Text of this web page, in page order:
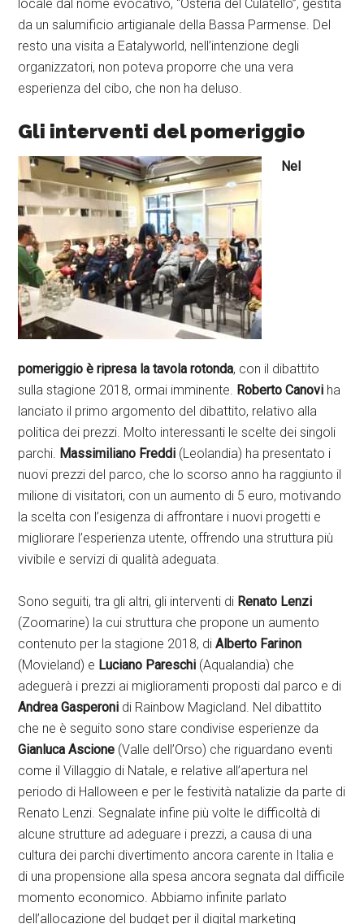
locale dal nome evocativo, “Osteria del Culatello”, gestita
da un salumificio artigianale della Bassa Parmense. Del
resto una visita a Eatalyworld, nell’intenzione degli
organizzatori, non poteva proporre che una vera
esperienza del cibo, che non ha deluso.
Gli interventi del pomeriggio
Nel
pomeriggio è ripresa la tavola rotonda, con il dibattito
sulla stagione 2018, ormai imminente. Roberto Canovi ha
lanciato il primo argomento del dibattito, relativo alla
politica dei prezzi. Molto interessanti le scelte dei singoli
parchi. Massimiliano Freddi (Leolandia) ha presentato i
nuovi prezzi del parco, che lo scorso anno ha raggiunto il
milione di visitatori, con un aumento di 5 euro, motivando
la scelta con l’esigenza di affrontare i nuovi progetti e
migliorare l’esperienza utente, offrendo una struttura più
vivibile e servizi di qualità adeguata.
Sono seguiti, tra gli altri, gli interventi di Renato Lenzi
(Zoomarine) la cui struttura che propone un aumento
contenuto per la stagione 2018, diAlberto Farinon
(Movieland) e Luciano Pareschi (Aqualandia) che
adeguerà i prezzi ai miglioramenti proposti dal parco e di
Andrea Gasperoni di Rainbow Magicland. Nel dibattito
che ne è seguito sono stare condivise esperienze da
Gianluca Ascione (Valle dell’Orso) che riguardano eventi
come il Villaggio di Natale, e relative all’apertura nel
periodo di Halloween e per le festività natalizie da parte di
Renato Lenzi. Segnalate infine più volte le difficoltà di
alcune strutture ad adeguare i prezzi, a causa di una
cultura dei parchi divertimento ancora carente in Italia e
di una propensione alla spesa ancora segnata dal difficile
momento economico. Abbiamo infinite parlato
dell’allocazione del budget per il digital marketing